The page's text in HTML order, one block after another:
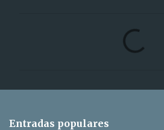
Entradas populares